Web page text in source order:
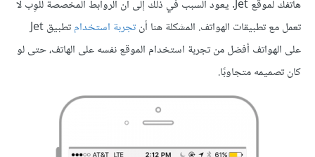
هاتفك لموقع Jet. يعود السبب في ذلك إلى أن الروابط المخصصة للوِب لا
تعمل مع تطبيقات الهواتف. المشكلة هنا أنتجربة استخدام
تطبيق Jet
على الهواتف أفضل من تجربة استخدام الموقع نفسه على الهاتف، حتى لو
كان تصميمه متجاوبًا.